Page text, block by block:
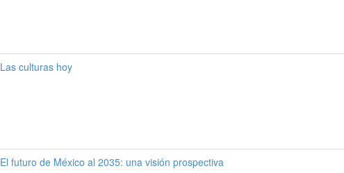
Las culturas hoy
El futuro de México al 2035: una visión prospectiva